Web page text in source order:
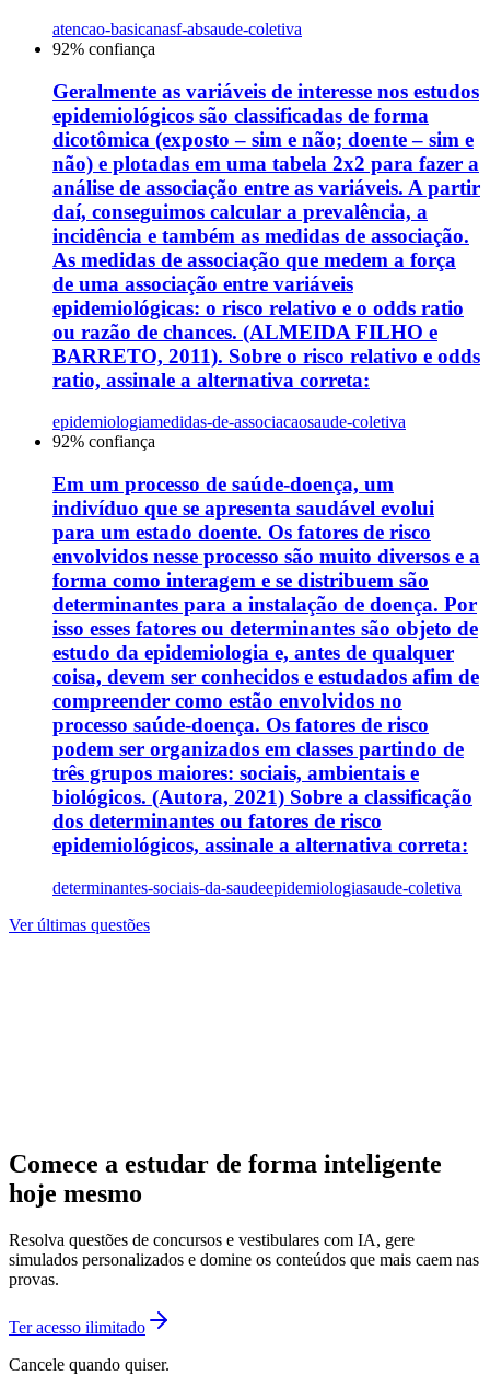
atencao-basicanasf-absaude-coletiva
92% confiança
Geralmente as variáveis de interesse nos estudos
epidemiológicos são classificadas de forma
dicotômica (exposto – sim e não; doente – sim e
não) e plotadas em uma tabela 2x2 para fazer a
análise de associação entre as variáveis. A partir
daí, conseguimos calcular a prevalência, a
incidência e também as medidas de associação.
As medidas de associação que medem a força
de uma associação entre variáveis
epidemiológicas: o risco relativo e o odds ratio
ou razão de chances. (ALMEIDA FILHO e
BARRETO, 2011). Sobre o risco relativo e odds
ratio, assinale a alternativa correta:
epidemiologiamedidas-de-associacaosaude-coletiva
92% confiança
Em um processo de saúde-doença, um
indivíduo que se apresenta saudável evolui
para um estado doente. Os fatores de risco
envolvidos nesse processo são muito diversos e a
forma como interagem e se distribuem são
determinantes para a instalação de doença. Por
isso esses fatores ou determinantes são objeto de
estudo da epidemiologia e, antes de qualquer
coisa, devem ser conhecidos e estudados afim de
compreender como estão envolvidos no
processo saúde-doença. Os fatores de risco
podem ser organizados em classes partindo de
três grupos maiores: sociais, ambientais e
biológicos. (Autora, 2021) Sobre a classificação
dos determinantes ou fatores de risco
epidemiológicos, assinale a alternativa correta:
determinantes-sociais-da-saudeepidemiologiasaude-coletiva
Ver últimas questões
Comece a estudar de forma inteligente
hoje mesmo
Resolva questões de concursos e vestibulares com IA, gere
simulados personalizados e domine os conteúdos que mais caem nas
provas.
Ter acesso ilimitado
Cancele quando quiser.